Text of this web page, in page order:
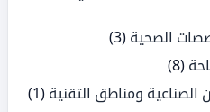
الصحية (3)
(8)
الصناعية ومناطق التقنية (1)